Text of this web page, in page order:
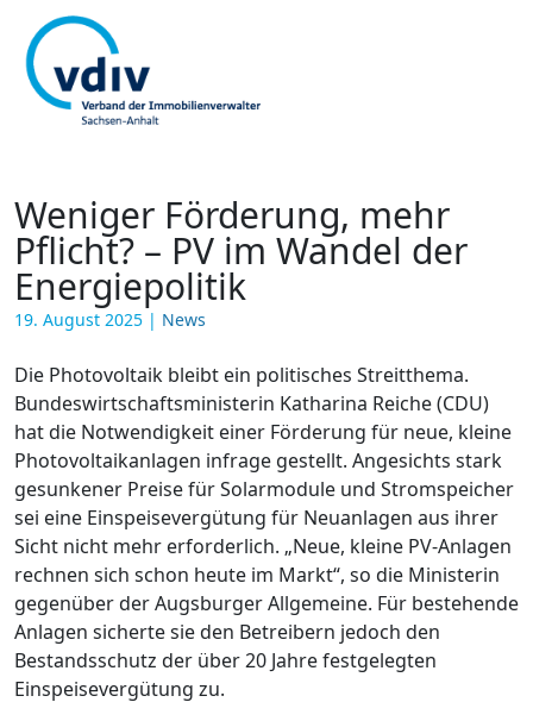
Weniger Förderung, mehr
Pflicht? – PV im Wandel der
Energiepolitik
19. August 2025 | News
Die Photovoltaik bleibt ein politisches Streitthema.
Bundeswirtschaftsministerin Katharina Reiche (CDU)
hat die Notwendigkeit einer Förderung für neue, kleine
Photovoltaikanlagen infrage gestellt. Angesichts stark
gesunkener Preise für Solarmodule und Stromspeicher
sei eine Einspeisevergütung für Neuanlagen aus ihrer
Sicht nicht mehr erforderlich. „Neue, kleine PV-Anlagen
rechnen sich schon heute im Markt“, so die Ministerin
gegenüber der Augsburger Allgemeine. Für bestehende
Anlagen sicherte sie den Betreibern jedoch den
Bestandsschutz der über 20 Jahre festgelegten
Einspeisevergütung zu.